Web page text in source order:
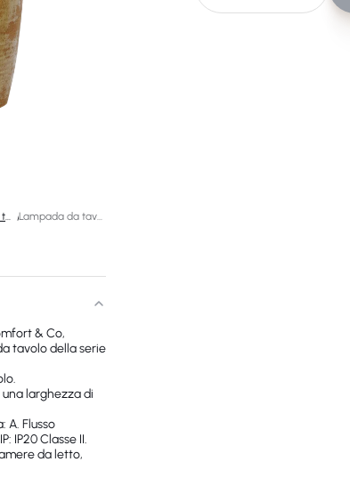
Lampade da tavolo di design / Lampada da tavolo Nora medio
& Co,
tavolo della serie
una larghezza di
A. Flusso
IP20 Classe II.
da letto,